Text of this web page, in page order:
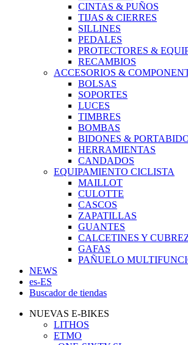
CINTAS & PUÑOS
TIJAS & CIERRES
SILLINES
PEDALES
PROTECTORES &
RECAMBIOS
ACCESORIOS &
BOLSAS
SOPORTES
LUCES
TIMBRES
BOMBAS
BIDONES &
HERRAMIENTAS
CANDADOS
EQUIPAMIENTO CICLISTA
MAILLOT
CULOTTE
CASCOS
ZAPATILLAS
GUANTES
CALCETINES Y
GAFAS
PAÑUELO
NEWS
es-ES
Buscador de tiendas
NUEVAS E-BIKES
LITHOS
ETMO